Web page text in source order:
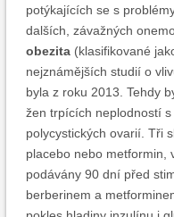
potýkajících se s
dalších, závažných
obezita (klasifikované
nejznámějších studií o
byla z roku 2013. Tehdy
žen trpících neplodností
polycystických ovarií. Tři
placebo nebo metformin,
podávány 90 dní před
berberinem a